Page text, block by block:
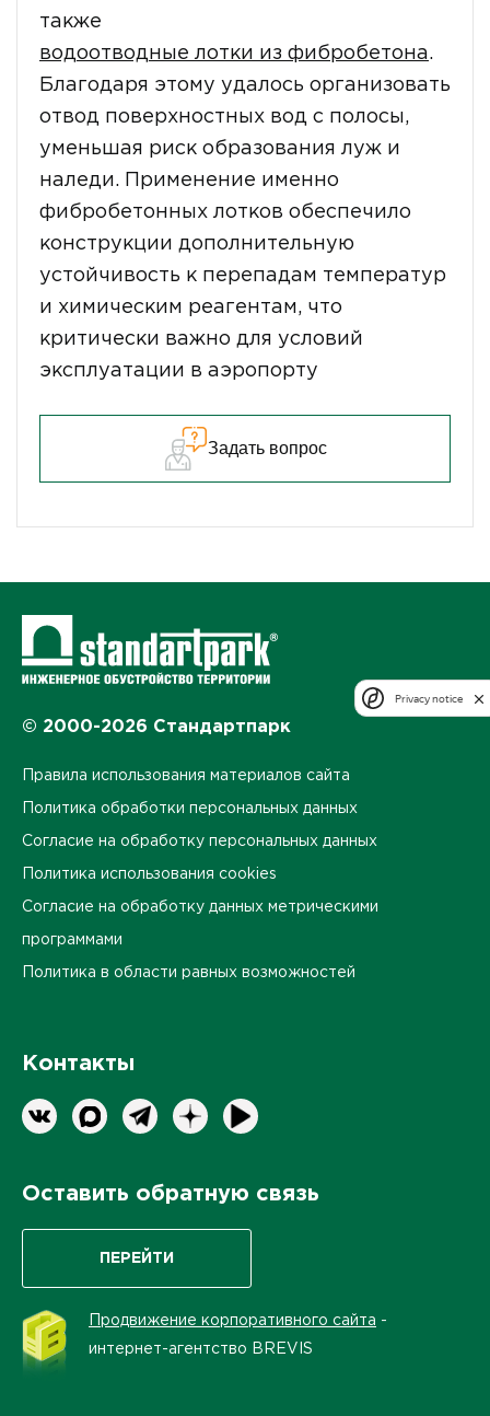
также
водоотводные лотки из фибробетона.
Благодаря этому удалось организовать
отвод поверхностных вод с полосы,
уменьшая риск образования луж и
наледи. Применение именно
фибробетонных лотков обеспечило
конструкции дополнительную
устойчивость к перепадам температур
и химическим реагентам, что
критически важно для условий
эксплуатации в аэропорту
Задать вопрос
© 2000-2026 Стандартпарк
Правила использования материалов сайта
Политика обработки персональных данных
Согласие на обработку персональных данных
Политика использования cookies
Согласие на обработку данных метрическими
программами
Политика в области равных возможностей
Контакты
Оставить обратную связь
ПЕРЕЙТИ
Продвижение корпоративного сайта -
интернет-агентство BREVIS
Privacy notice